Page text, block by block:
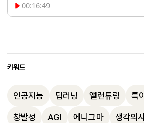
달하기 위해서는 고도
사고를 유도하는 '생
한 기법을 통해 AI는 단
으며, 규모의 확장이 지
00:16:49
잠수함
깨달아야 합니다. 알파
소모했던 것과 달리, 미
키워드
인공지능 딥러닝 앨런튜링 특
창발성 AGI 에니그마 생각의